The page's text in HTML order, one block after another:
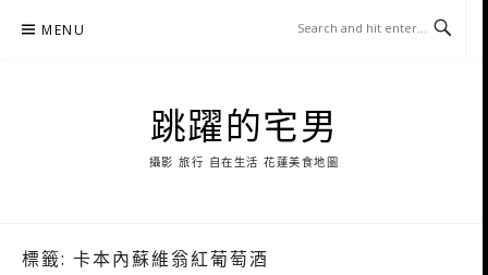
MENU
跳躍的宅男
攝影 旅行 自在生活 花蓮美食地圖
標籤: 卡本內蘇維翁紅葡萄酒